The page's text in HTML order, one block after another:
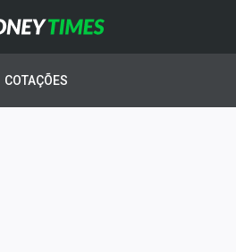
COTAÇÕES